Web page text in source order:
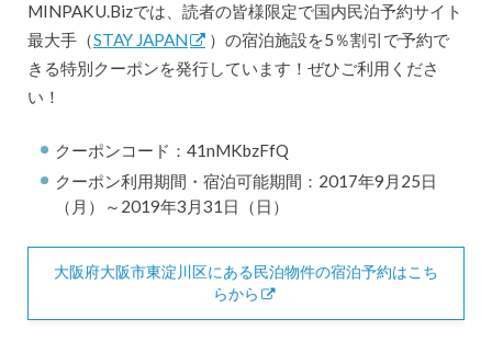
MINPAKU.Bizでは、読者の皆様限定で国内民泊予約サイト
最大手（STAY JAPAN
）の宿泊施設を5％割引で予約で
きる特別クーポンを発行しています！ぜひご利用くださ
い！
クーポンコード：41nMKbzFfQ
クーポン利用期間・宿泊可能期間：2017年9月25日
（月）～2019年3月31日（日）
大阪府大阪市東淀川区にある民泊物件の宿泊予約はこち
らから